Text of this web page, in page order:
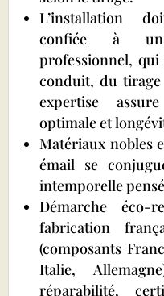
L’installation
confiée à un
professionnel,
conduit, du
expertise
optimale et
Matériaux nobles
émail se
intemporelle
Démarche éco-
fabrication
(composants
Italie,
réparabilité,